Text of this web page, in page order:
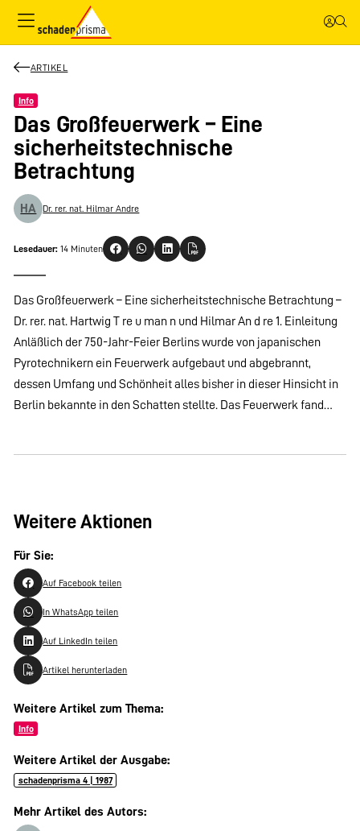
ARTIKEL
Info
Das Großfeuerwerk – Eine
sicherheitstechnische
Betrachtung
HA Dr. rer. nat. Hilmar Andre
Lesedauer: 14 Minuten
Das Großfeuerwerk – Eine sicherheitstechnische Betrachtung –
Dr. rer. nat. Hartwig T re u man n und Hilmar An d re 1. Einleitung
Anläßlich der 750-Jahr-Feier Berlins wurde von japanischen
Pyrotechnikern ein Feuerwerk aufgebaut und abgebrannt,
dessen Umfang und Schönheit alles bisher in dieser Hinsicht in
Berlin bekannte in den Schatten stellte. Das Feuerwerk fand…
Weitere Aktionen
Für Sie:
Auf Facebook teilen
In WhatsApp teilen
Auf LinkedIn teilen
Artikel herunterladen
Weitere Artikel zum Thema:
Info
Weitere Artikel der Ausgabe:
schadenprisma 4 | 1987
Mehr Artikel des Autors: